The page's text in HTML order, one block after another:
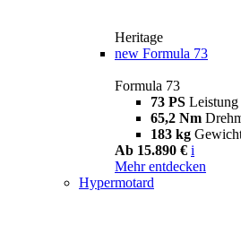
Heritage
new Formula 73
Formula 73
73 PS Leistung
65,2 Nm
183 kg
Ab 15.890 € i
Mehr entdecken
Hypermotard